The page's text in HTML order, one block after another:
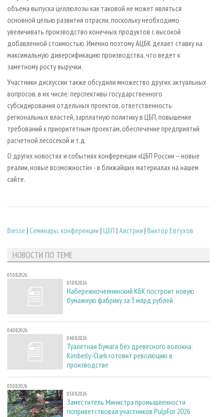
объема выпуска целлюлозы как таковой не может являться
основной целью развития отрасли, поскольку необходимо
увеличивать производство конечных продуктов с высокой
добавленной стоимостью. Именно поэтому АЦБК делает ставку на
максимальную диверсификацию производства, что ведет к
заметному росту выручки.
Участники дискуссии также обсудили множество других актуальных
вопросов, в их числе: перспективы государственного
субсидирования отдельных проектов, ответственность
региональных властей, зарплатную политику в ЦБП, повышение
требований к приоритетным проектам, обеспечение предприятий
расчетной лесосекой и т.д.
О других новостях и событиях конференции «ЦБП России – новые
реалии, новые возможности» - в ближайших материалах на нашем
сайте.
Biesse | Семинары, конференции | ЦБП | Австрия | Виктор Евтухов
НОВОСТИ ПО ТЕМЕ
05.08.2026
05.08.2026
Набережночелнинский КБК построит новую
бумажную фабрику за 3 млрд рублей
04.08.2026
04.08.2026
Туалетная бумага без древесного волокна:
Kimberly-Clark готовит революцию в
производстве
03.08.2026
03.08.2026
Заместитель Министра промышленности
поприветствовал участников PulpFor 2026